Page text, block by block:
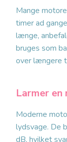
Mange
timer ad
længe,
bruges som
over længere
Larmer
Moderne
lydsvage. De
dB, hvilket